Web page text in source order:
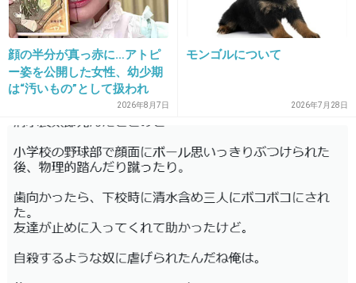
ウッチー→アヤパン→カトパン
他にも女子アナがたくさんいるのに！
34. 匿名 2014/08/10(日) 09:30:26
ここの人たちも放っときなよ見苦しいな
+12
顔の半分が真っ赤に…アトピ
ー姿を公開した女性、幼少期
は“汚いもの”として扱われ
「人に触れる行為に罪悪感を
持っていた」
2026年8月7日
モンゴルについて
2026年7月28日